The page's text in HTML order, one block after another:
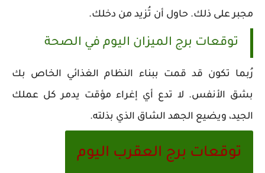
مجبر على ذلك. حاول أن تُزيد من دخلك.
توقعات برج الميزان اليوم في الصحة
رُبما تكون قد قمت ببناء النظام الغذائي الخاص بك
بشق الأنفس. لا تدع أي إغراء مؤقت يدمر كل عملك
الجيد، ويضيع الجهد الشاق الذي بذلته.
توقعات برج العقرب اليوم